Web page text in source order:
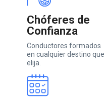
Chóferes de
Confianza
Conductores formados
en cualquier destino que
elija.